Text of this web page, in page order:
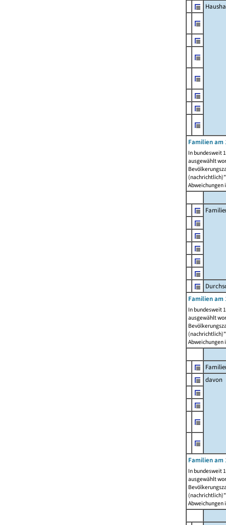
Familien am
In bundesweit
ausgewählt
Abweichungen
Familien am
In bundesweit
ausgewählt
Abweichungen
davon
Familien am
In bundesweit
ausgewählt
Abweichungen